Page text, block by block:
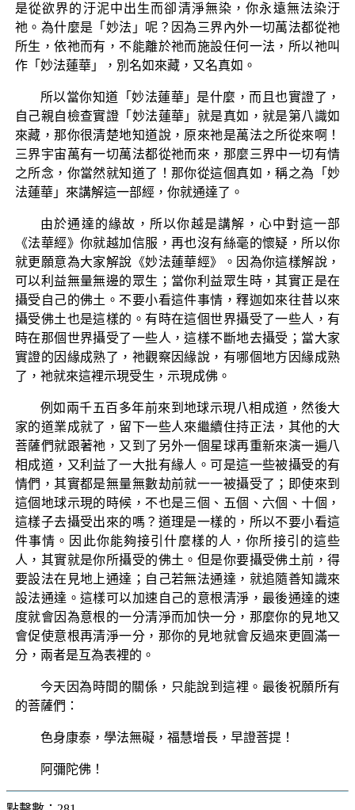
是從欲界的汙泥中出生而卻清淨無染，你永遠無法染汙
祂。為什麼是「妙法」呢？因為三界內外一切萬法都從祂
所生，依祂而有，不能離於祂而施設任何一法，所以祂叫
作「妙法蓮華」，別名如來藏，又名真如。
所以當你知道「妙法蓮華」是什麼，而且也實證了，
自己親自檢查實證「妙法蓮華」就是真如，就是第八識如
來藏，那你很清楚地知道說，原來祂是萬法之所從來啊！
三界宇宙萬有一切萬法都從祂而來，那麼三界中一切有情
之所念，你當然就知道了！那你從這個真如，稱之為「妙
法蓮華」來講解這一部經，你就通達了。
由於通達的緣故，所以你越是講解，心中對這一部
《法華經》你就越加信服，再也沒有絲毫的懷疑，所以你
就更願意為大家解說《妙法蓮華經》。因為你這樣解說，
可以利益無量無邊的眾生；當你利益眾生時，其實正是在
攝受自己的佛土。不要小看這件事情，釋迦如來往昔以來
攝受佛土也是這樣的。有時在這個世界攝受了一些人，有
時在那個世界攝受了一些人，這樣不斷地去攝受；當大家
實證的因緣成熟了，祂觀察因緣說，有哪個地方因緣成熟
了，祂就來這裡示現受生，示現成佛。
例如兩千五百多年前來到地球示現八相成道，然後大
家的道業成就了，留下一些人來繼續住持正法，其他的大
菩薩們就跟著祂，又到了另外一個星球再重新來演一遍八
相成道，又利益了一大批有緣人。可是這一些被攝受的有
情們，其實都是無量無數劫前就一一被攝受了；即使來到
這個地球示現的時候，不也是三個、五個、六個、十個，
這樣子去攝受出來的嗎？道理是一樣的，所以不要小看這
件事情。因此你能夠接引什麼樣的人，你所接引的這些
人，其實就是你所攝受的佛土。但是你要攝受佛土前，得
要設法在見地上通達；自己若無法通達，就追隨善知識來
設法通達。這樣可以加速自己的意根清淨，最後通達的速
度就會因為意根的一分清淨而加快一分，那麼你的見地又
會促使意根再清淨一分，那你的見地就會反過來更圓滿一
分，兩者是互為表裡的。
今天因為時間的關係，只能說到這裡。最後祝願所有
的菩薩們：
色身康泰，學法無礙，福慧增長，早證菩提！
阿彌陀佛！